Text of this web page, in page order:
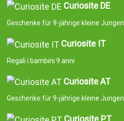
Curiosite DE
Geschenke für 9-jährige kleine Jungen
Curiosite IT
Regali i bambini 9 anni
Curiosite AT
Geschenke für 9-jährige kleine Jungen